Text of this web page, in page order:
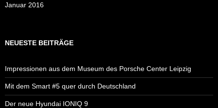
Januar 2016
NEUESTE BEITRÄGE
Impressionen aus dem Museum des Porsche Center Leipzig
Mit dem Smart #5 quer durch Deutschland
Der neue Hyundai IONIQ 9